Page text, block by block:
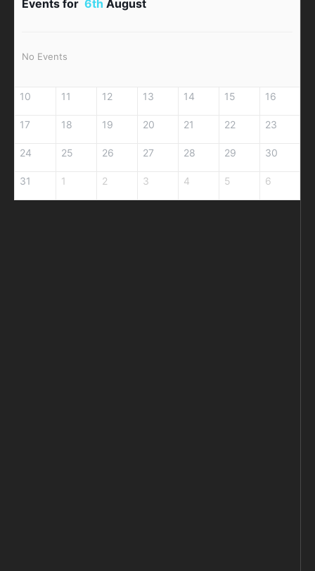
Events for 6th August
No Events
10 11 12 13 14 15 16
17 18 19 20 21 22 23
24 25 26 27 28 29 30
31 1 2 3 4 5 6